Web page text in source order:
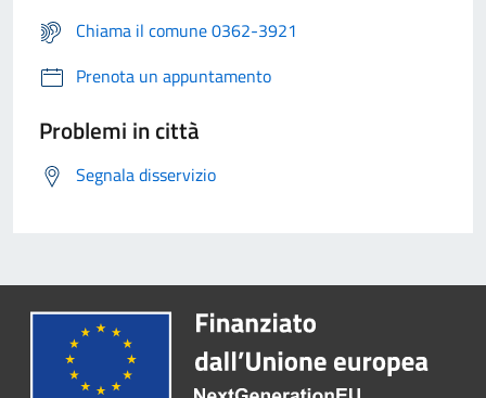
Chiama il comune 0362-3921
Prenota un appuntamento
Problemi in città
Segnala disservizio